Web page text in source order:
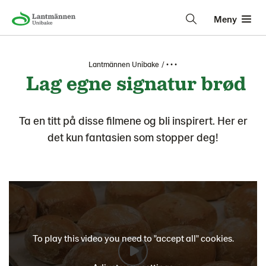
Meny
Lantmännen Unibake • • •
Lag egne signatur brød
Ta en titt på disse filmene og bli inspirert. Her er
det kun fantasien som stopper deg!
To play this video you need to "accept all" cookies.